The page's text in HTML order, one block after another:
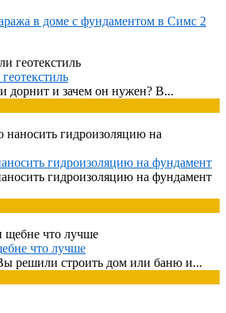
в доме с фундаментом в Симс 2
и дорнит и зачем он нужен? В...
гидроизоляцию на фундамент
гидроизоляцию на фундамент
что лучше
решили строить дом или баню и...